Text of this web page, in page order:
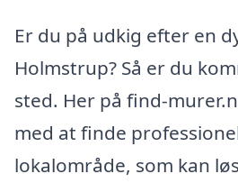
Er du på udkig efter en
Holmstrup? Så er du
sted. Her på find-
med at finde
lokalområde, som kan